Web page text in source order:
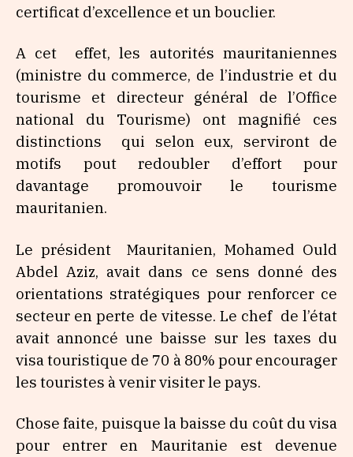
certificat d’excellence et un bouclier.
A cet effet, les autorités mauritaniennes
(ministre du commerce, de l’industrie et du
tourisme et directeur général de l’Office
national du Tourisme) ont magnifié ces
distinctions qui selon eux, serviront de
motifs pout redoubler d’effort pour
davantage promouvoir le tourisme
mauritanien.
Le président Mauritanien, Mohamed Ould
Abdel Aziz, avait dans ce sens donné des
orientations stratégiques pour renforcer ce
secteur en perte de vitesse. Le chef de l’état
avait annoncé une baisse sur les taxes du
visa touristique de 70 à 80% pour encourager
les touristes à venir visiter le pays.
Chose faite, puisque la baisse du coût du visa
pour entrer en Mauritanie est devenue